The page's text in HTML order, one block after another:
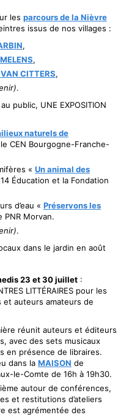
les parcours de la Nièvre
issus de nos villages :
,
,
CITTERS,
.
public, UNE EXPOSITION
naturels de
CEN Bourgogne-Franche-
« Un animal des
Éducation et la Fondation
d’eau « Préservons les
PNR Morvan.
.
dans le jardin en août
23 et 30 juillet :
LITTÉRAIRES pour les
et auteurs amateurs de
réunit auteurs et éditeurs
avec des sets musicaux
en présence de libraires.
dans la MAISON de
le-Comte de 16h à 19h30.
autour de conférences,
et restitutions d’ateliers
est agrémentée des